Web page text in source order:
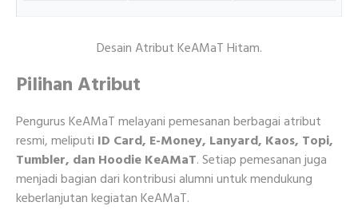
Desain Atribut KeAMaT Hitam.
Pilihan Atribut
Pengurus KeAMaT melayani pemesanan berbagai atribut
resmi, meliputi ID Card, E-Money, Lanyard, Kaos, Topi,
Tumbler, dan Hoodie KeAMaT. Setiap pemesanan juga
menjadi bagian dari kontribusi alumni untuk mendukung
keberlanjutan kegiatan KeAMaT.